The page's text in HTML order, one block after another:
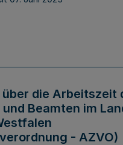
die Arbeitszeit
Beamten im
- AZVO)